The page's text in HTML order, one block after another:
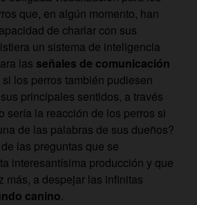
que, en algún momento, han
de charlar con sus
un sistema de inteligencia
las señales de comunicación
si los perros también pudiesen
principales sentidos, a través
sería la reacción de los perros si
de las palabras de sus dueños?
las preguntas que se
interesantísima producción y que
más, a despejar las infinitas
canino.